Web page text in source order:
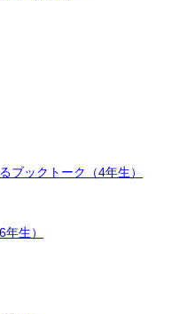
ブックトーク（4年生）
生）